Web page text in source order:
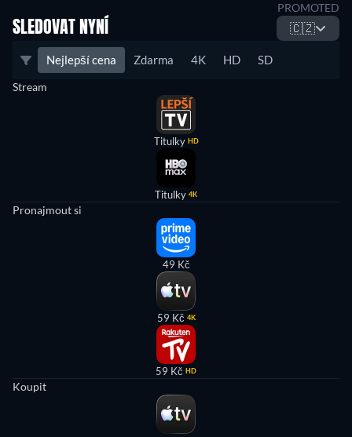
PROMOTED
SLEDOVAT NYNÍ 🇨🇿
Nejlepší cena Zdarma 4K HD SD
Stream
Titulky HD
Titulky 4K
Pronajmout si
49 Kč
59 Kč 4K
59 Kč HD
Koupit